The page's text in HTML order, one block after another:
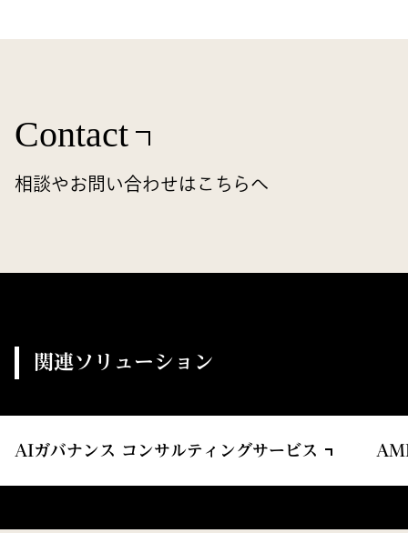
Contact
相談やお問い合わせはこちらへ
関連ソリューション
AIガバナンス コンサルティングサービス